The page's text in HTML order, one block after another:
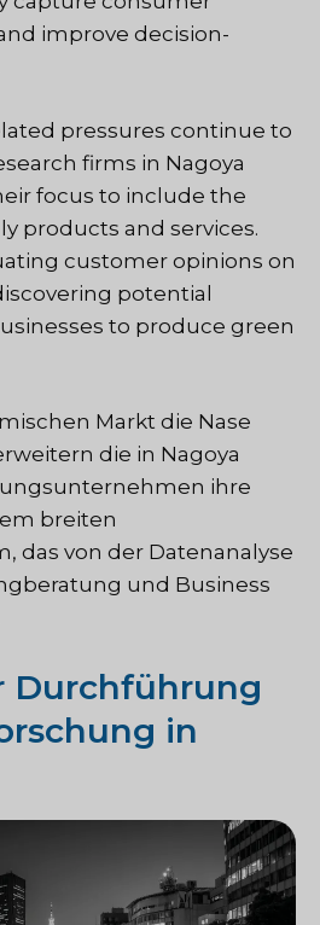
improve decision-
pressures continue to
firms in Nagoya
focus to include the
products and services.
customer opinions on
potential
to produce green
Markt die Nase
die in Nagoya
ihre
breiten
das von der Datenanalyse
und Business
Durchführung
in